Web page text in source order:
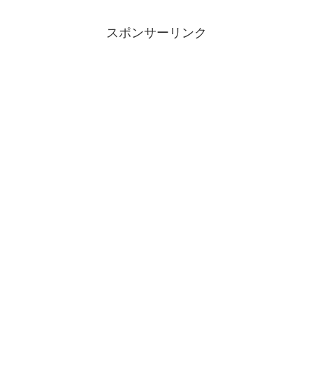
るのか、金運を維持するための財布の選
び方について、長く使えるブランドやそ
スポンサーリンク